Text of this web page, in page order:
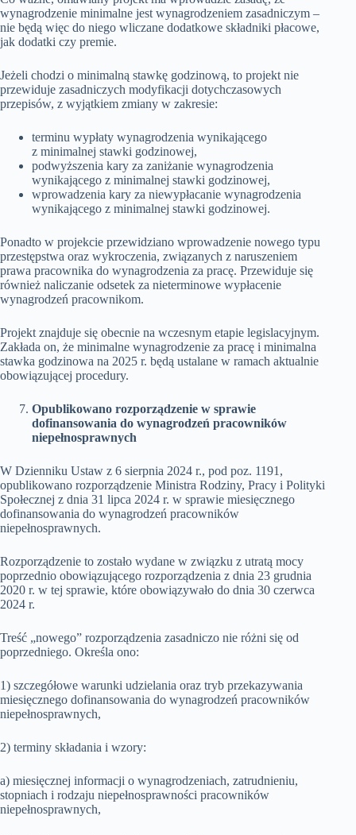
wynagrodzenie minimalne jest wynagrodzeniem zasadniczym –
nie będą więc do niego wliczane dodatkowe składniki płacowe,
jak dodatki czy premie.
Jeżeli chodzi o minimalną stawkę godzinową, to projekt nie
przewiduje zasadniczych modyfikacji dotychczasowych
przepisów, z wyjątkiem zmiany w zakresie:
terminu wypłaty wynagrodzenia wynikającego
z minimalnej stawki godzinowej,
podwyższenia kary za zaniżanie wynagrodzenia
wynikającego z minimalnej stawki godzinowej,
wprowadzenia kary za niewypłacanie wynagrodzenia
wynikającego z minimalnej stawki godzinowej.
Ponadto w projekcie przewidziano wprowadzenie nowego typu
przestępstwa oraz wykroczenia, związanych z naruszeniem
prawa pracownika do wynagrodzenia za pracę. Przewiduje się
również naliczanie odsetek za nieterminowe wypłacenie
wynagrodzeń pracownikom.
Projekt znajduje się obecnie na wczesnym etapie legislacyjnym.
Zakłada on, że minimalne wynagrodzenie za pracę i minimalna
stawka godzinowa na 2025 r. będą ustalane w ramach aktualnie
obowiązującej procedury.
Opublikowano rozporządzenie w sprawie
dofinansowania do wynagrodzeń pracowników
niepełnosprawnych
W Dzienniku Ustaw z 6 sierpnia 2024 r., pod poz. 1191,
opublikowano rozporządzenie Ministra Rodziny, Pracy i Polityki
Społecznej z dnia 31 lipca 2024 r. w sprawie miesięcznego
dofinansowania do wynagrodzeń pracowników
niepełnosprawnych.
Rozporządzenie to zostało wydane w związku z utratą mocy
poprzednio obowiązującego rozporządzenia z dnia 23 grudnia
2020 r. w tej sprawie, które obowiązywało do dnia 30 czerwca
2024 r.
Treść „nowego” rozporządzenia zasadniczo nie różni się od
poprzedniego. Określa ono:
1) szczegółowe warunki udzielania oraz tryb przekazywania
miesięcznego dofinansowania do wynagrodzeń pracowników
niepełnosprawnych,
2) terminy składania i wzory:
a) miesięcznej informacji o wynagrodzeniach, zatrudnieniu,
stopniach i rodzaju niepełnosprawności pracowników
niepełnosprawnych,